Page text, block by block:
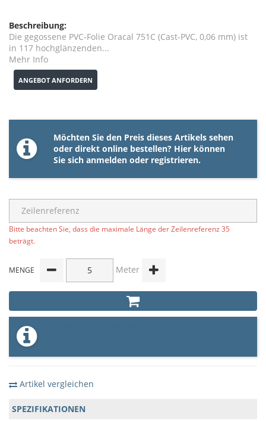
Beschreibung:
Die gegossene PVC-Folie Oracal 751C (Cast-PVC, 0,06 mm) ist
in 117 hochglänzenden...
Mehr Info
ANGEBOT ANFORDERN
Möchten Sie den Preis dieses Artikels sehen
oder direkt online bestellen? Hier können
Sie sich anmelden oder registrieren.
Bitte beachten Sie, dass die maximale Länge der Zeilenreferenz 35
beträgt.
MENGE Meter
Artikel vergleichen
SPEZIFIKATIONEN